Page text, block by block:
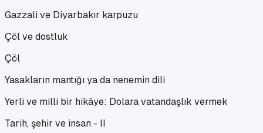
Gazzali ve Diyarbakır karpuzu
Çöl ve dostluk
Çöl
Yasakların mantığı ya da nenemin dili
Yerli ve milli bir hikâye: Dolara vatandaşlık vermek
Tarih, şehir ve insan - II